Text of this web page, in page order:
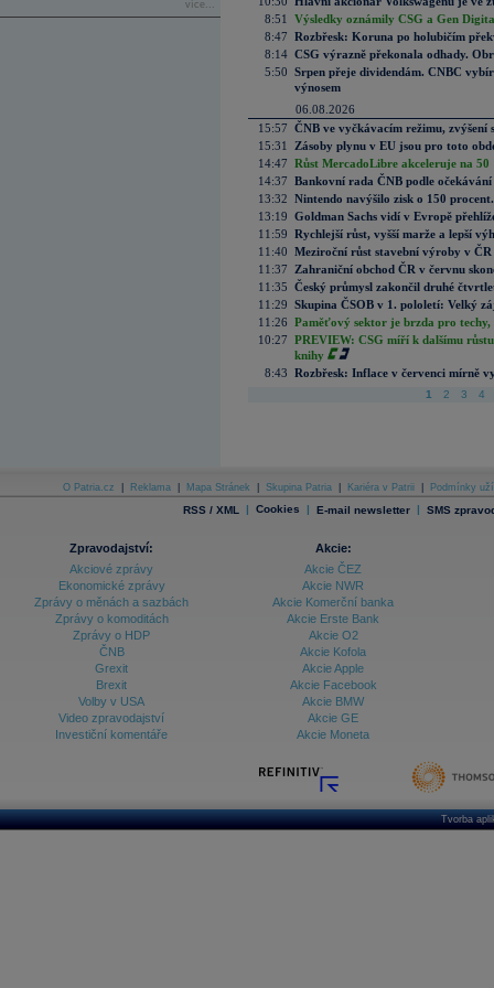
více...
8:51
Výsledky oznámily CSG a Gen
8:47 Rozbřesk: Koruna po holubičím
8:14 CSG výrazně překonala odhady.
5:50 Srpen přeje dividendám. CNBC
výnosem
06.08.2026
15:57 ČNB ve vyčkávacím režimu, zvýšení
15:31
Zásoby plynu v EU jsou pro toto
14:47 Růst MercadoLibre akceleruje na
14:37 Bankovní rada ČNB podle
13:32 Nintendo navýšilo zisk o 150
13:19 Goldman Sachs vidí v Evropě
11:59 Rychlejší růst, vyšší marže a lepší
11:40 Meziroční růst stavební výroby v
11:37
Zahraniční obchod ČR v červnu
11:35 Český průmysl zakončil druhé
11:29 Skupina ČSOB v 1. pololetí: Velký
11:26 Paměťový sektor je brzda pro techy,
10:27 PREVIEW: CSG míří k dalšímu
knihy
8:43 Rozbřesk: Inflace v červenci mírně
1 2 3 4
O Patria.cz Reklama Mapa Stránek Skupina Patria Kariéra v Patrii Podmínky
RSS / XML | Cookies | E-mail newsletter | SMS
Zpravodajství:
Akciové zprávy
Ekonomické zprávy
Zprávy o měnách a sazbách
Zprávy o komoditách
Zprávy o HDP
ČNB
Grexit
Brexit
Volby v USA
Video zpravodajství
Investiční komentáře
Akcie:
Akcie ČEZ
Akcie NWR
Akcie Komerční banka
Akcie Erste Bank
Akcie O2
Akcie Kofola
Akcie Apple
Akcie Facebook
Akcie BMW
Akcie GE
Akcie Moneta
Tvorba